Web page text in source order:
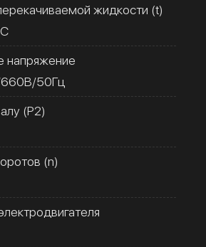
жидкости (t)
напряжение
50Гц
(Р2)
(n)